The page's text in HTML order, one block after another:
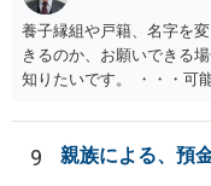
養子縁組や戸籍、名字を
きるのか、お願いできる
知りたいです。 ・・・可
ています。 やはり、成人
の事だけ考えるべきなの
い解決案があればお悩み
9 親族による、預